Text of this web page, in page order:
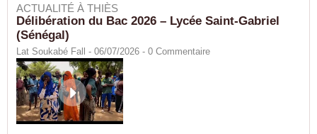
ACTUALITÉ À THIÈS
Délibération du Bac 2026 – Lycée Saint-Gabriel
(Sénégal)
Lat Soukabé Fall - 06/07/2026 - 0 Commentaire